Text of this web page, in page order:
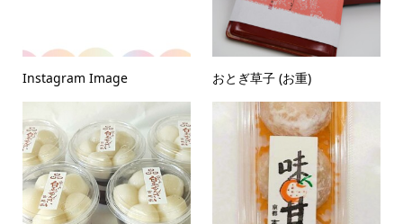
Instagram Image おとぎ草子 (お重)